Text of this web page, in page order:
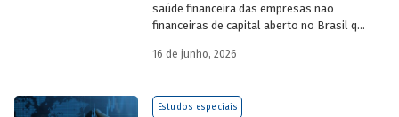
saúde financeira das empresas não
financeiras de capital aberto no Brasil que
valores. Para isso, parte de uma amostra
dimensões: lucratividade, solvência,
16 de junho, 2026
Estudos especiais